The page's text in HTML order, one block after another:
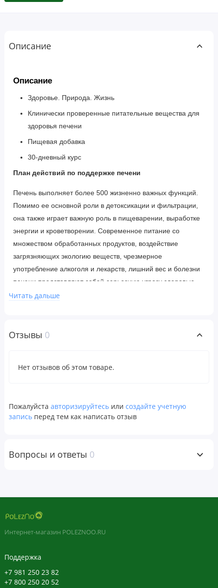
Описание
Описание
Здоровье. Природа. Жизнь
Клинически проверенные питательные вещества для
здоровья печени
Пищевая добавка
30-дневный курс
План действий по поддержке печени
Печень выполняет более 500 жизненно важных функций.
Помимо ее основной роли в детоксикации и фильтрации,
она также играет важную роль в пищеварении, выработке
энергии и кроветворении. Современное питание со
множеством обработанных продуктов, воздействие
загрязняющих экологию веществ, чрезмерное
употребление алкоголя и лекарств, лишний вес и болезни
печени представляют собой серьезную угрозу здоровью
печени. Защитить, поддержать и улучшить здоровье
овощами, цельнозерновыми продуктами, орехами и
кислоты.
обработанных продуктов, увеличивающих нагрузку на
Здоровый вес может помочь предотвратить развитие
гепатостеатоза. Излишний вес является основной
веса. Помните пить достаточно жидкости во время
Читать дальше
Отзывы 0
Нет отзывов об этом товаре.
Пожалуйста авторизируйтесь или создайте учетную
запись перед тем как написать отзыв
Вопросы и ответы 0
Интернет-магазин POLEZNOO.RU
Поддержка
+7 981 250 23 82
+7 800 250 20 52